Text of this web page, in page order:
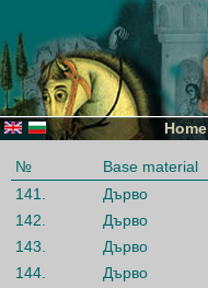
Home
№ Base material
141.
Дърво
142.
Дърво
143.
Дърво
144.
Дърво